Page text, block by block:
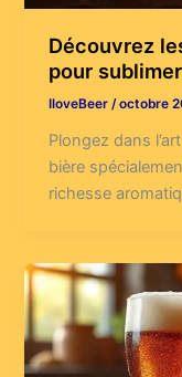
Découvrez
pour
IloveBeer/octobre
Plongez dans
bière
richesse